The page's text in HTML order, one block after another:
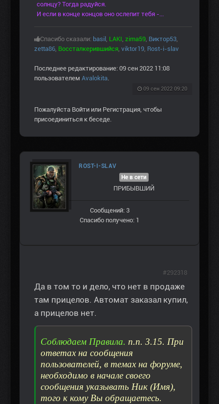
солнцу? Тогда радуйся.
И если в конце концов оно ослепит тебя -...
Спасибо сказали: basil , LAKI, zima59, Виктор53,
zetta86, Воссталкерившийся, viktor19, Rost-i-slav
Последнее редактирование: 09 сен 2022 11:08
пользователем Avalokita.
09 сен 2022 09:20
Пожалуйста Войти или Регистрация, чтобы
присоединиться к беседе.
ROST-I-SLAV
Не в сети
ПРИБЫВШИЙ
Сообщений: 3
Спасибо получено: 1
Да в том то и дело, что нет в продаже
там прицелов. Автомат заказал купил,
а прицелов нет.
Соблюдаем Правила. п.п. 3.15. При
ответах на сообщения
пользователей, в темах на форуме,
необходимо в начале своего
сообщения указывать Ник (Имя),
того к кому Вы обращаетесь.
#292318